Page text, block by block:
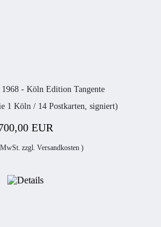
1968 - Köln Edition Tangente
1 Köln / 14 Postkarten, signiert)
EUR
zzgl. Versandkosten)